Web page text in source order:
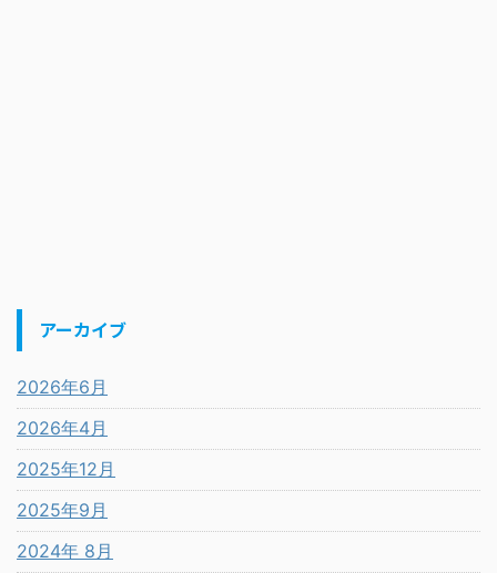
アーカイブ
2026年6月
2026年4月
2025年12月
2025年9月
2024年 8月